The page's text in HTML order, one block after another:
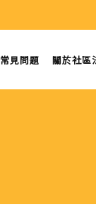
常見問題 關於社區